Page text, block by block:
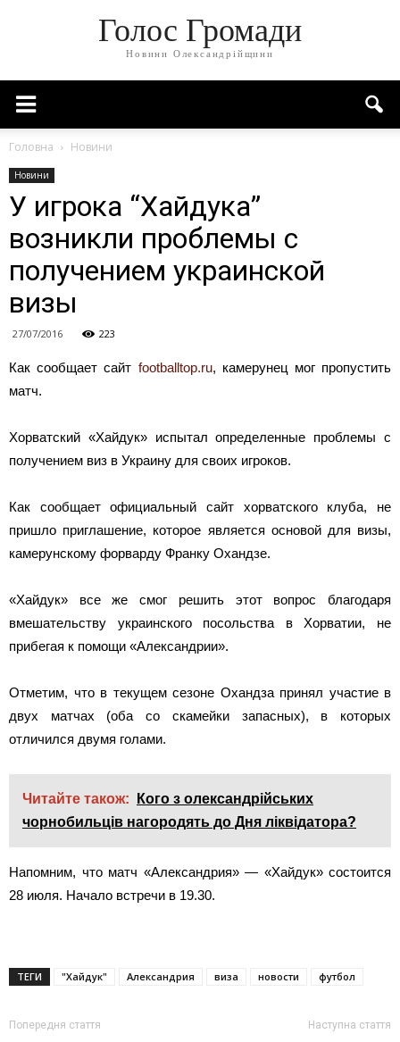
Голос Громади
Новини Олександрійщини
Головна Новини
Новини
У игрока “Хайдука”
возникли проблемы с
получением украинской
визы
27/07/2016 223
Как сообщает сайт footballtop.ru, камерунец мог пропустить
матч.
Хорватский «Хайдук» испытал определенные проблемы с
получением виз в Украину для своих игроков.
Как сообщает официальный сайт хорватского клуба, не
пришло приглашение, которое является основой для визы,
камерунскому форварду Франку Охандзе.
«Хайдук» все же смог решить этот вопрос благодаря
вмешательству украинского посольства в Хорватии, не
прибегая к помощи «Александрии».
Отметим, что в текущем сезоне Охандза принял участие в
двух матчах (оба со скамейки запасных), в которых
отличился двумя голами.
Читайте також:
Кого з олександрійських
чорнобильців нагородять до Дня ліквідатора?
Напомним, что матч «Александрия» — «Хайдук» состоится
28 июля. Начало встречи в 19.30.
ТЕГИ "Хайдук" Александрия виза новости футбол
Попередня стаття Наступна стаття